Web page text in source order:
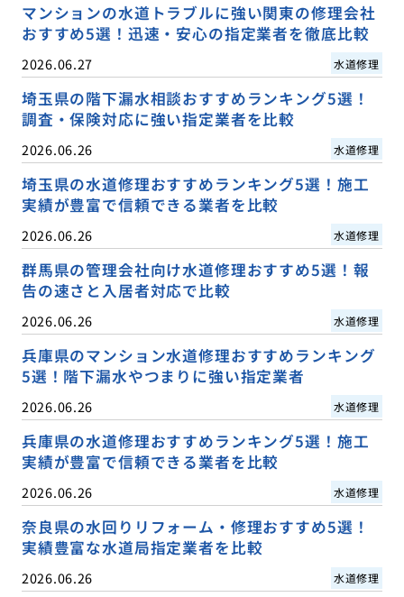
マンションの水道トラブルに強い関東の修理会社
おすすめ5選！迅速・安心の指定業者を徹底比較
2026.06.27 水道修理
埼玉県の階下漏水相談おすすめランキング5選！
調査・保険対応に強い指定業者を比較
2026.06.26 水道修理
埼玉県の水道修理おすすめランキング5選！施工
実績が豊富で信頼できる業者を比較
2026.06.26 水道修理
群馬県の管理会社向け水道修理おすすめ5選！報
告の速さと入居者対応で比較
2026.06.26 水道修理
兵庫県のマンション水道修理おすすめランキング
5選！階下漏水やつまりに強い指定業者
2026.06.26 水道修理
兵庫県の水道修理おすすめランキング5選！施工
実績が豊富で信頼できる業者を比較
2026.06.26 水道修理
奈良県の水回りリフォーム・修理おすすめ5選！
実績豊富な水道局指定業者を比較
2026.06.26 水道修理